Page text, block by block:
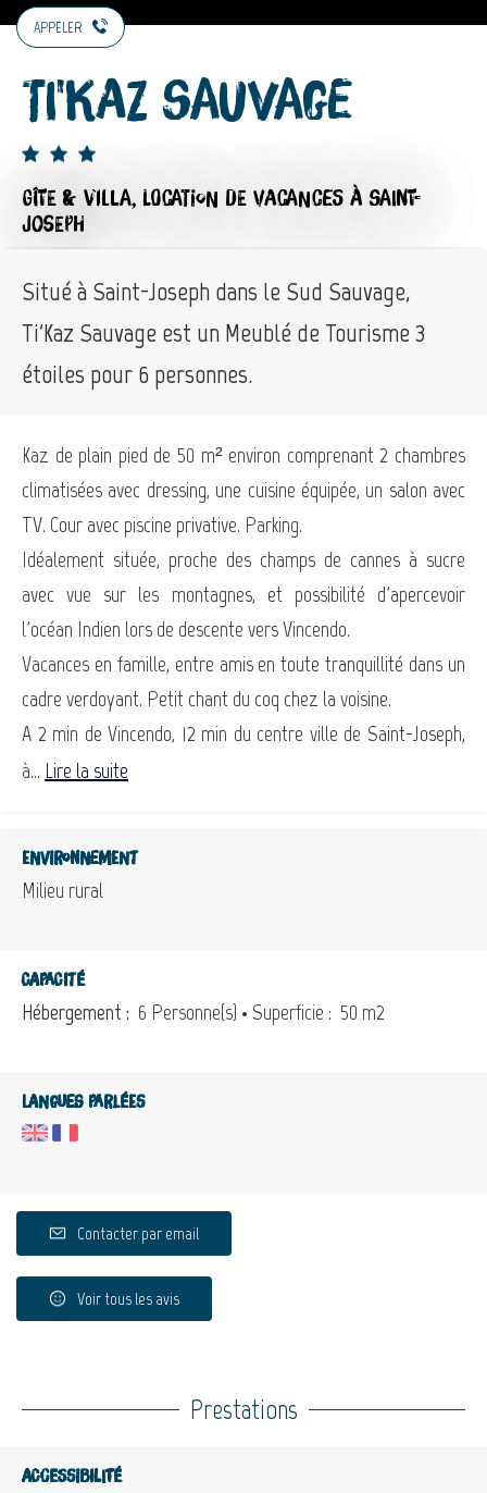
APPELER
Ti'Kaz Sauvage
GÎTE & VILLA, LOCATION DE VACANCES À SAINT-
JOSEPH
Situé à Saint-Joseph dans le Sud Sauvage,
Ti'Kaz Sauvage est un Meublé de Tourisme 3
étoiles pour 6 personnes.
Kaz de plain pied de 50 m² environ comprenant 2 chambres
climatisées avec dressing, une cuisine équipée, un salon avec
TV. Cour avec piscine privative. Parking.
Idéalement située, proche des champs de cannes à sucre
avec vue sur les montagnes, et possibilité d'apercevoir
l'océan Indien lors de descente vers Vincendo.
Vacances en famille, entre amis en toute tranquillité dans un
cadre verdoyant. Petit chant du coq chez la voisine.
A 2 min de Vincendo, 12 min du centre ville de Saint-Joseph,
à... Lire la suite
Environnement
Milieu rural
Capacité
Hébergement : 6 Personne(s) • Superficie : 50 m2
Langues parlées
Contacter par email
Voir tous les avis
Prestations
Accessibilité